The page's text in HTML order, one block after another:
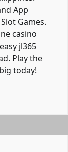
App
Games.
casino
jl365
Play the
today!